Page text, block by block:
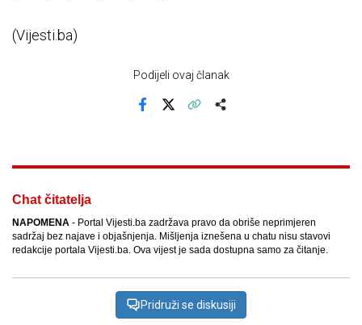
(Vijesti.ba)
Podijeli ovaj članak
Chat čitatelja
NAPOMENA - Portal Vijesti.ba zadržava pravo da obriše neprimjeren
sadržaj bez najave i objašnjenja. Mišljenja iznešena u chatu nisu stavovi
redakcije portala Vijesti.ba. Ova vijest je sada dostupna samo za čitanje.
Pridruži se diskusiji